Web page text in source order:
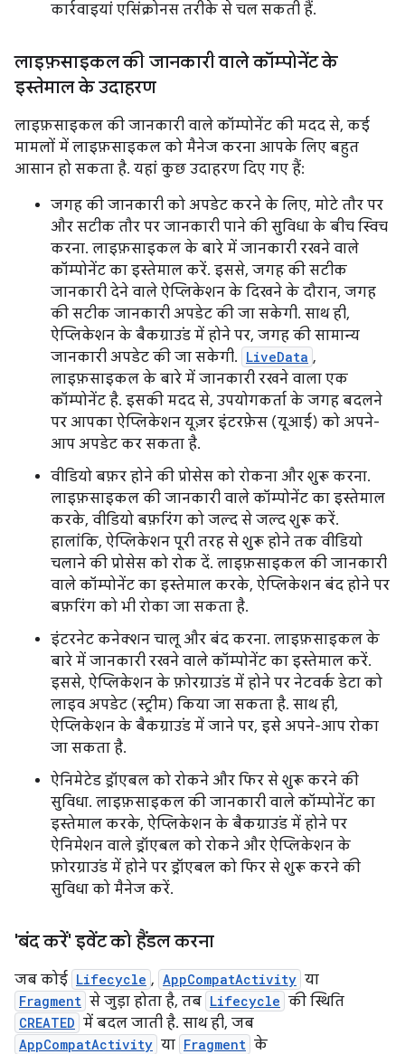
कार्रवाइयां एसिंक्रोनस तरीके से चल सकती हैं.
लाइफ़साइकल की जानकारी वाले कॉम्पोनेंट के
इस्तेमाल के उदाहरण
लाइफ़साइकल की जानकारी वाले कॉम्पोनेंट की मदद से, कई
मामलों में लाइफ़साइकल को मैनेज करना आपके लिए बहुत
आसान हो सकता है. यहां कुछ उदाहरण दिए गए हैं:
जगह की जानकारी को अपडेट करने के लिए, मोटे तौर पर
और सटीक तौर पर जानकारी पाने की सुविधा के बीच स्विच
करना. लाइफ़साइकल के बारे में जानकारी रखने वाले
कॉम्पोनेंट का इस्तेमाल करें. इससे, जगह की सटीक
जानकारी देने वाले ऐप्लिकेशन के दिखने के दौरान, जगह
की सटीक जानकारी अपडेट की जा सकेगी. साथ ही,
ऐप्लिकेशन के बैकग्राउंड में होने पर, जगह की सामान्य
जानकारी अपडेट की जा सकेगी. LiveData ,
लाइफ़साइकल के बारे में जानकारी रखने वाला एक
कॉम्पोनेंट है. इसकी मदद से, उपयोगकर्ता के जगह बदलने
पर आपका ऐप्लिकेशन यूज़र इंटरफ़ेस (यूआई) को अपने-
आप अपडेट कर सकता है.
वीडियो बफ़र होने की प्रोसेस को रोकना और शुरू करना.
लाइफ़साइकल की जानकारी वाले कॉम्पोनेंट का इस्तेमाल
करके, वीडियो बफ़रिंग को जल्द से जल्द शुरू करें.
हालांकि, ऐप्लिकेशन पूरी तरह से शुरू होने तक वीडियो
चलाने की प्रोसेस को रोक दें. लाइफ़साइकल की जानकारी
वाले कॉम्पोनेंट का इस्तेमाल करके, ऐप्लिकेशन बंद होने पर
बफ़रिंग को भी रोका जा सकता है.
इंटरनेट कनेक्शन चालू और बंद करना. लाइफ़साइकल के
बारे में जानकारी रखने वाले कॉम्पोनेंट का इस्तेमाल करें.
इससे, ऐप्लिकेशन के फ़ोरग्राउंड में होने पर नेटवर्क डेटा को
लाइव अपडेट (स्ट्रीम) किया जा सकता है. साथ ही,
ऐप्लिकेशन के बैकग्राउंड में जाने पर, इसे अपने-आप रोका
जा सकता है.
ऐनिमेटेड ड्रॉएबल को रोकने और फिर से शुरू करने की
सुविधा. लाइफ़साइकल की जानकारी वाले कॉम्पोनेंट का
इस्तेमाल करके, ऐप्लिकेशन के बैकग्राउंड में होने पर
ऐनिमेशन वाले ड्रॉएबल को रोकने और ऐप्लिकेशन के
फ़ोरग्राउंड में होने पर ड्रॉएबल को फिर से शुरू करने की
सुविधा को मैनेज करें.
'बंद करें' इवेंट को हैंडल करना
जब कोई Lifecycle , AppCompatActivity या
Fragment से जुड़ा होता है, तब Lifecycle की स्थिति
CREATED में बदल जाती है. साथ ही, जब
AppCompatActivity या Fragment के